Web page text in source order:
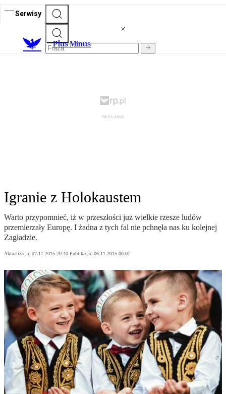
Serwisy
Plus Minus
Igranie z Holokaustem
Warto przypomnieć, iż w przeszłości już wielkie rzesze ludów
przemierzały Europę. I żadna z tych fal nie pchnęła nas ku kolejnej
Zagładzie.
Aktualizacja: 07.11.2015 20:40 Publikacja: 06.11.2015 00:07